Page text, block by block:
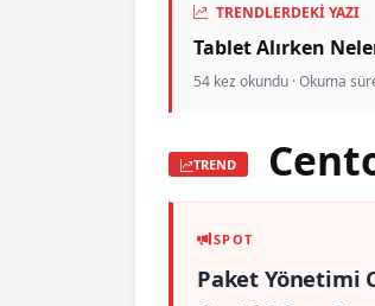
TRENDLERDEKI YAZI
Tablet Alırken
54 kez okundu · Okuma
TREND
SPOT
Paket Yönetimi